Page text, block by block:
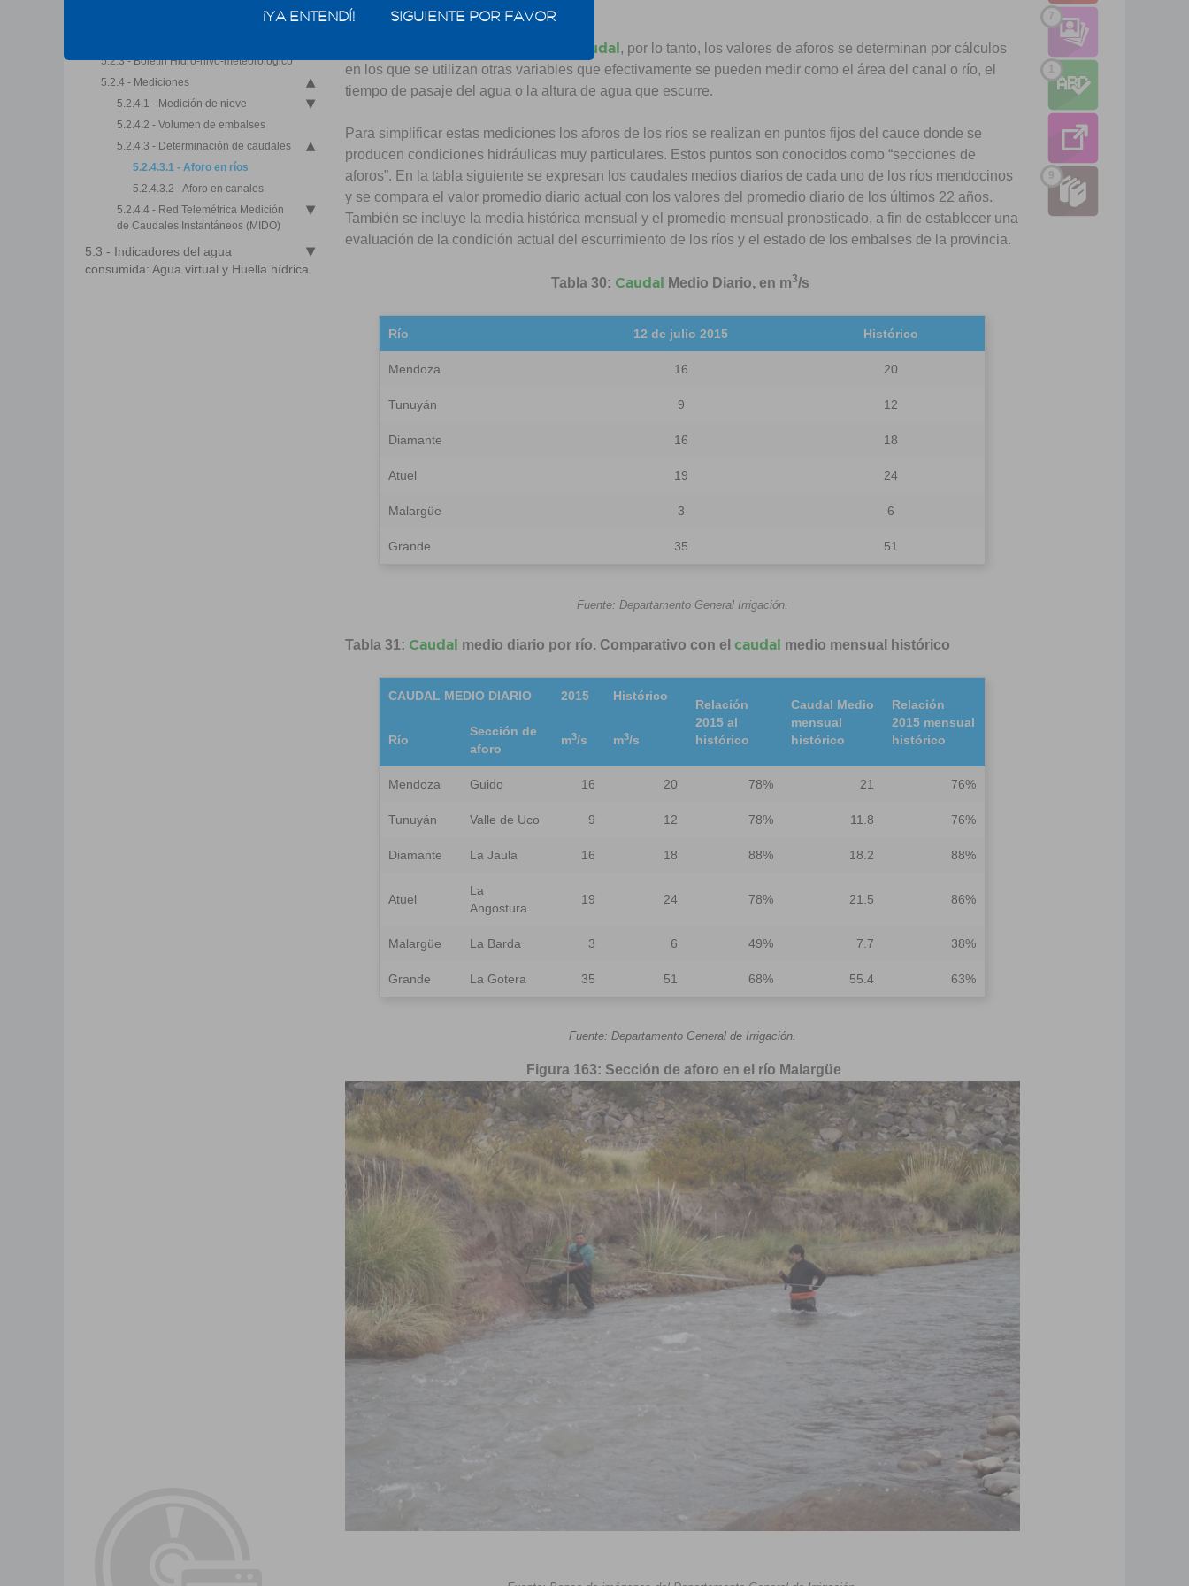
5.2.3 - Boletín Hidro-nivo-meteorológico
5.2.4 - Mediciones
5.2.4.1 - Medición de nieve
5.2.4.2 - Volumen de embalses
5.2.4.3 - Determinación de caudales
5.2.4.3.1 - Aforo en ríos
5.2.4.3.2 - Aforo en canales
5.2.4.4 - Red Telemétrica Medición
de Caudales Instantáneos (MIDO)
5.3 - Indicadores del agua
consumida: Agua virtual y Huella hídrica
segundo.
caudal, por lo tanto, los valores de aforos se determinan por cálculos
en los que se utilizan otras variables que efectivamente se pueden medir como el área del canal o río, el
tiempo de pasaje del agua o la altura de agua que escurre.
Para simplificar estas mediciones los aforos de los ríos se realizan en puntos fijos del cauce donde se
producen condiciones hidráulicas muy particulares. Estos puntos son conocidos como “secciones de
aforos”. En la tabla siguiente se expresan los caudales medios diarios de cada uno de los ríos mendocinos
y se compara el valor promedio diario actual con los valores del promedio diario de los últimos 22 años.
También se incluye la media histórica mensual y el promedio mensual pronosticado, a fin de establecer una
evaluación de la condición actual del escurrimiento de los ríos y el estado de los embalses de la provincia.
Tabla 30: Caudal Medio Diario, en m3/s
Río 12 de julio 2015 Histórico
Mendoza 16 20
Tunuyán 9 12
Diamante 16 18
Atuel 19 24
Malargüe 3 6
Grande 35 51
Fuente: Departamento General Irrigación.
Tabla 31: Caudal medio diario por río. Comparativo con el caudal medio mensual histórico
CAUDAL MEDIO DIARIO 2015 Histórico
Relación
2015 al
histórico
Caudal Medio
mensual
histórico
Relación
2015 mensual
histórico
Río
Sección de
aforo
m3/s m3/s
Mendoza Guido 16 20 78% 21 76%
Tunuyán Valle de Uco 9 12 78% 11.8 76%
Diamante La Jaula 16 18 88% 18.2 88%
Atuel
La
Angostura
19 24 78% 21.5 86%
Malargüe La Barda 3 6 49% 7.7 38%
Grande La Gotera 35 51 68% 55.4 63%
Fuente: Departamento General de Irrigación.
Figura 163: Sección de aforo en el río Malargüe
7
1
9
¡YA ENTENDÍ! SIGUIENTE POR FAVOR